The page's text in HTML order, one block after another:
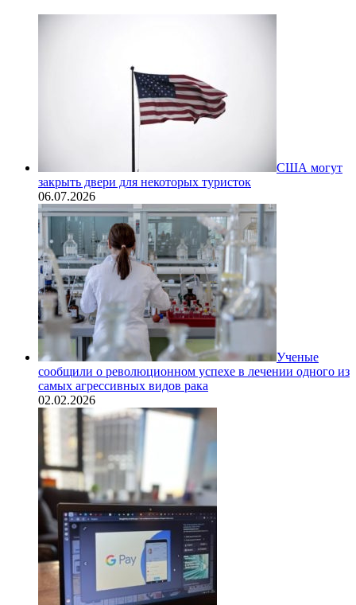
США могут
закрыть двери для некоторых туристок
06.07.2026
Ученые
сообщили о революционном успехе в лечении одного из
самых агрессивных видов рака
02.02.2026